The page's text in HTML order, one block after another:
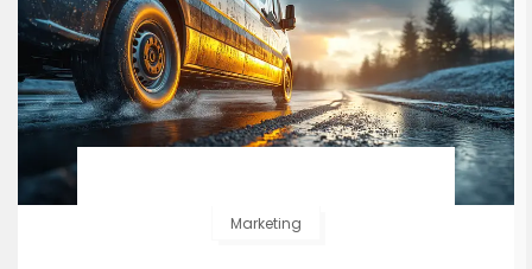
Marketing